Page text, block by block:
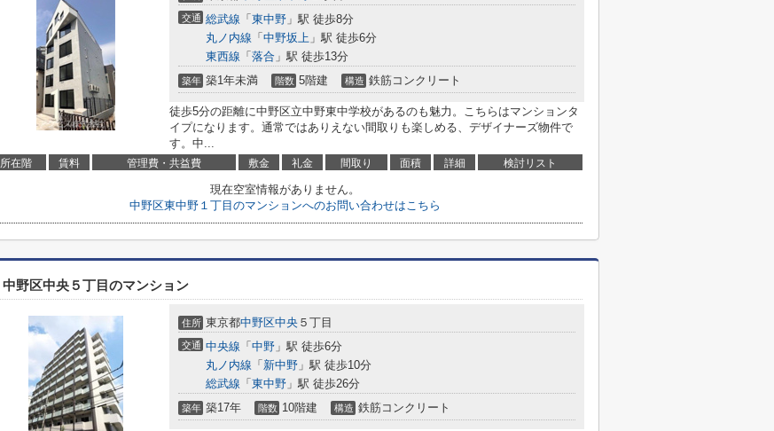
交通 総武線 「 東中野 」駅 徒歩8分
丸ノ内線 「 中野坂上 」駅 徒歩6分
東西線 「 落合 」駅 徒歩13分
築年 築1年未満 階数 5階建 構造 鉄筋コンクリート
徒歩5分の距離に中野区立中野東中学校があるのも魅力。こちらはマンションタ
イプになります。通常ではありえない間取りも楽しめる、デザイナーズ物件で
す。中...
所在階 賃料 管理費・共益費 敷金 礼金 間取り 面積 詳細 検討リスト
現在空室情報がありません。
中野区東中野１丁目のマンションへのお問い合わせはこちら
中野区中央５丁目のマンション
住所 東京都中野区中央 ５丁目
交通 中央線 「 中野 」駅 徒歩6分
丸ノ内線 「 新中野 」駅 徒歩10分
総武線 「 東中野 」駅 徒歩26分
築年 築17年 階数 10階建 構造 鉄筋コンクリート